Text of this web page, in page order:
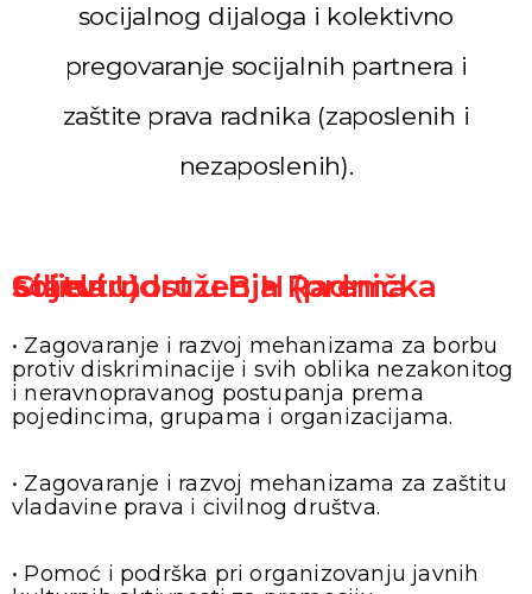
socijalnog dijaloga i kolektivno
pregovaranje socijalnih partnera i
zaštite prava radnika (zaposlenih i
nezaposlenih).
Ciljevi Udruženja Radnička solidarnost u BiH (prema Statutu)
• Zagovaranje i razvoj mehanizama za borbu
protiv diskriminacije i svih oblika nezakonitog
i neravnopravanog postupanja prema
pojedincima, grupama i organizacijama.
• Zagovaranje i razvoj mehanizama za zaštitu
vladavine prava i civilnog društva.
• Pomoć i podrška pri organizovanju javnih